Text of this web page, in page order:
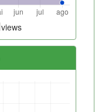
views